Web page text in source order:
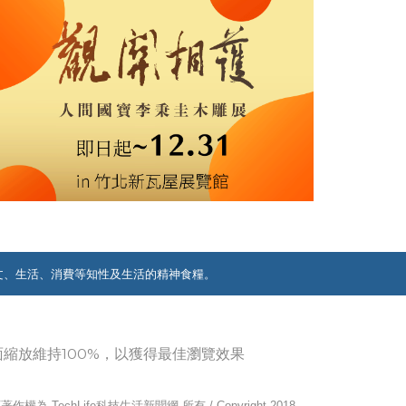
生活、消費等知性及生活的精神食糧。
放維持100%，以獲得最佳瀏覽效果